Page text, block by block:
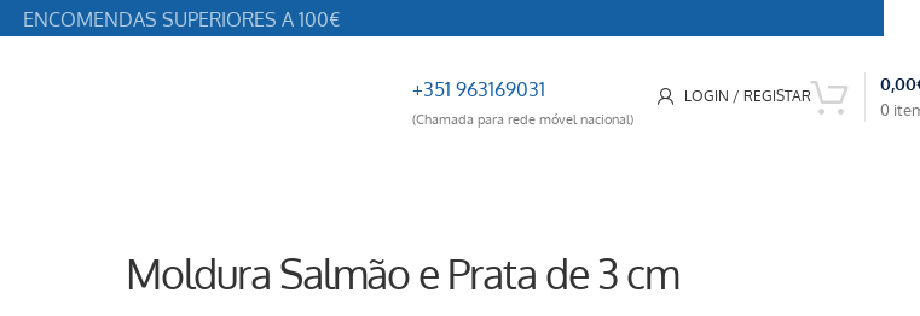
+351 963169031
(Chamada para rede móvel nacional)
LOGIN / REGISTAR
0
0,00
Moldura Salmão e Prata de 3 cm
ENCOMENDAS SUPERIORES A 100€